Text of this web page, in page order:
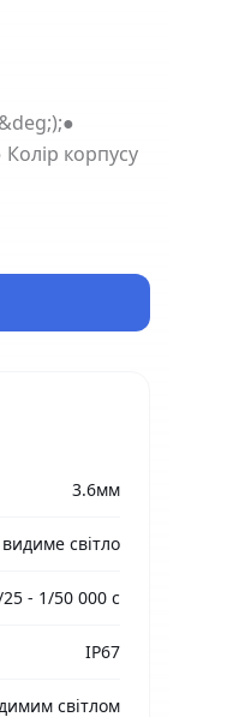
корпусу
3.6мм
видиме світло
- 1/50 000 с
IP67
світлом